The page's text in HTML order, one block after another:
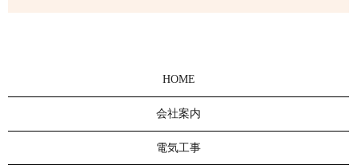
HOME
会社案内
電気工事